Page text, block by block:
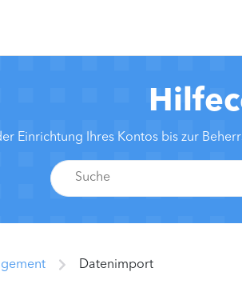
Einrichtung Ihres Kontos bis zur
Datenimport